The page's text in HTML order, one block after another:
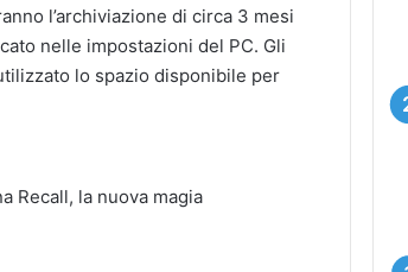
l’archiviazione di circa 3 mesi
nelle impostazioni del PC. Gli
lo spazio disponibile per